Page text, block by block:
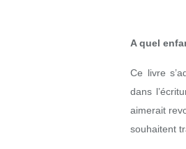
A quel
Ce livre
dans
aimerait
souhaitent